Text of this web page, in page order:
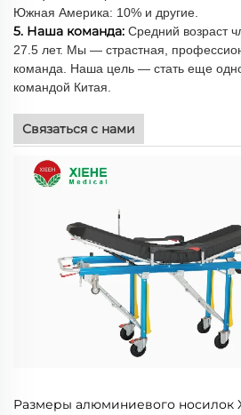
Южная Америка: 10% и другие.
5. Наша команда: Средний возраст
27.5 лет. Мы — страстная,
команда. Наша цель — стать еще
командой Китая.
Связаться с нами
Размеры алюминиевого носилок